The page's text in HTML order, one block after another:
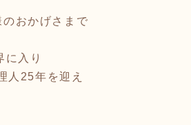
おかげさまで
に入り
人25年を迎え